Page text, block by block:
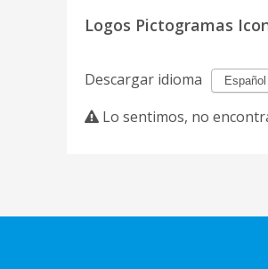
Logos
Descargar idioma
Lo sentimos, no